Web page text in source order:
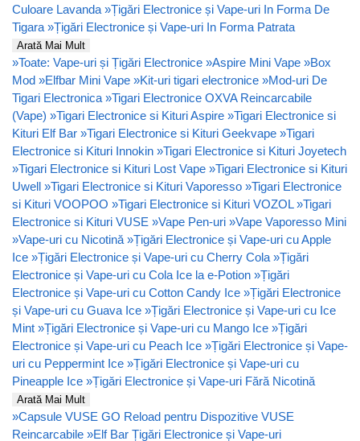
Culoare Lavanda »Țigări Electronice și Vape-uri In Forma De
Tigara »Țigări Electronice și Vape-uri In Forma Patrata
Arată Mai Mult
»Toate: Vape-uri și Țigări Electronice »Aspire Mini Vape »Box
Mod »Elfbar Mini Vape »Kit-uri tigari electronice »Mod-uri De
Tigari Electronica »Tigari Electronice OXVA Reincarcabile
(Vape) »Tigari Electronice si Kituri Aspire »Tigari Electronice si
Kituri Elf Bar »Tigari Electronice si Kituri Geekvape »Tigari
Electronice si Kituri Innokin »Tigari Electronice si Kituri Joyetech
»Tigari Electronice si Kituri Lost Vape »Tigari Electronice si Kituri
Uwell »Tigari Electronice si Kituri Vaporesso »Tigari Electronice
si Kituri VOOPOO »Tigari Electronice si Kituri VOZOL »Tigari
Electronice si Kituri VUSE »Vape Pen-uri »Vape Vaporesso Mini
»Vape-uri cu Nicotină »Țigări Electronice și Vape-uri cu Apple
Ice »Țigări Electronice și Vape-uri cu Cherry Cola »Țigări
Electronice și Vape-uri cu Cola Ice la e-Potion »Țigări
Electronice și Vape-uri cu Cotton Candy Ice »Țigări Electronice
și Vape-uri cu Guava Ice »Țigări Electronice și Vape-uri cu Ice
Mint »Țigări Electronice și Vape-uri cu Mango Ice »Țigări
Electronice și Vape-uri cu Peach Ice »Țigări Electronice și Vape-
uri cu Peppermint Ice »Țigări Electronice și Vape-uri cu
Pineapple Ice »Țigări Electronice și Vape-uri Fără Nicotină
Arată Mai Mult
»Capsule VUSE GO Reload pentru Dispozitive VUSE
Reincarcabile »Elf Bar Țigări Electronice și Vape-uri